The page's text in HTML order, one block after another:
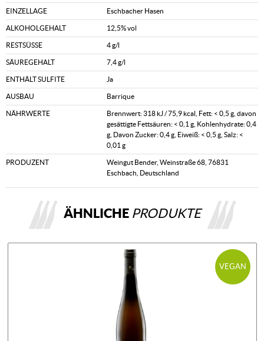
EINZELLAGE Eschbacher Hasen
ALKOHOLGEHALT 12,5% vol
RESTSÜSSE 4 g/l
SÄUREGEHALT 7,4 g/l
ENTHÄLT SULFITE Ja
AUSBAU Barrique
NÄHRWERTE
Brennwert: 318 kJ / 75,9 kcal, Fett: < 0,5 g, davon
gesättigte Fettsäuren: < 0,1 g, Kohlenhydrate: 0,4
g, Davon Zucker: 0,4 g, Eiweiß: < 0,5 g, Salz: <
0,01 g
PRODUZENT
Weingut Bender, Weinstraße 68, 76831
Eschbach, Deutschland
ÄHNLICHE PRODUKTE
VEGAN